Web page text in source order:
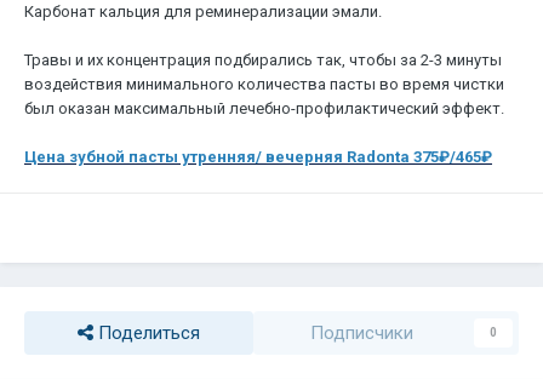
Карбонат кальция для реминерализации эмали.
Травы и их концентрация подбирались так, чтобы за 2-3 минуты
воздействия минимального количества пасты во время чистки
был оказан максимальный лечебно-профилактический эффект.
Цена зубной пасты утренняя/ вечерняя Radonta 375₽/465₽
Поделиться Подписчики 0